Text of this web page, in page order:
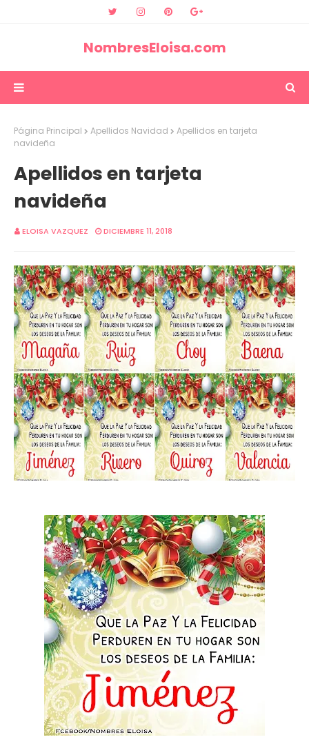
NombresEloisa.com
Página Principal Apellidos Navidad
Apellidos en tarjeta
navideña
Apellidos en tarjeta
navideña
ELOISA VAZQUEZ DICIEMBRE 11, 2018